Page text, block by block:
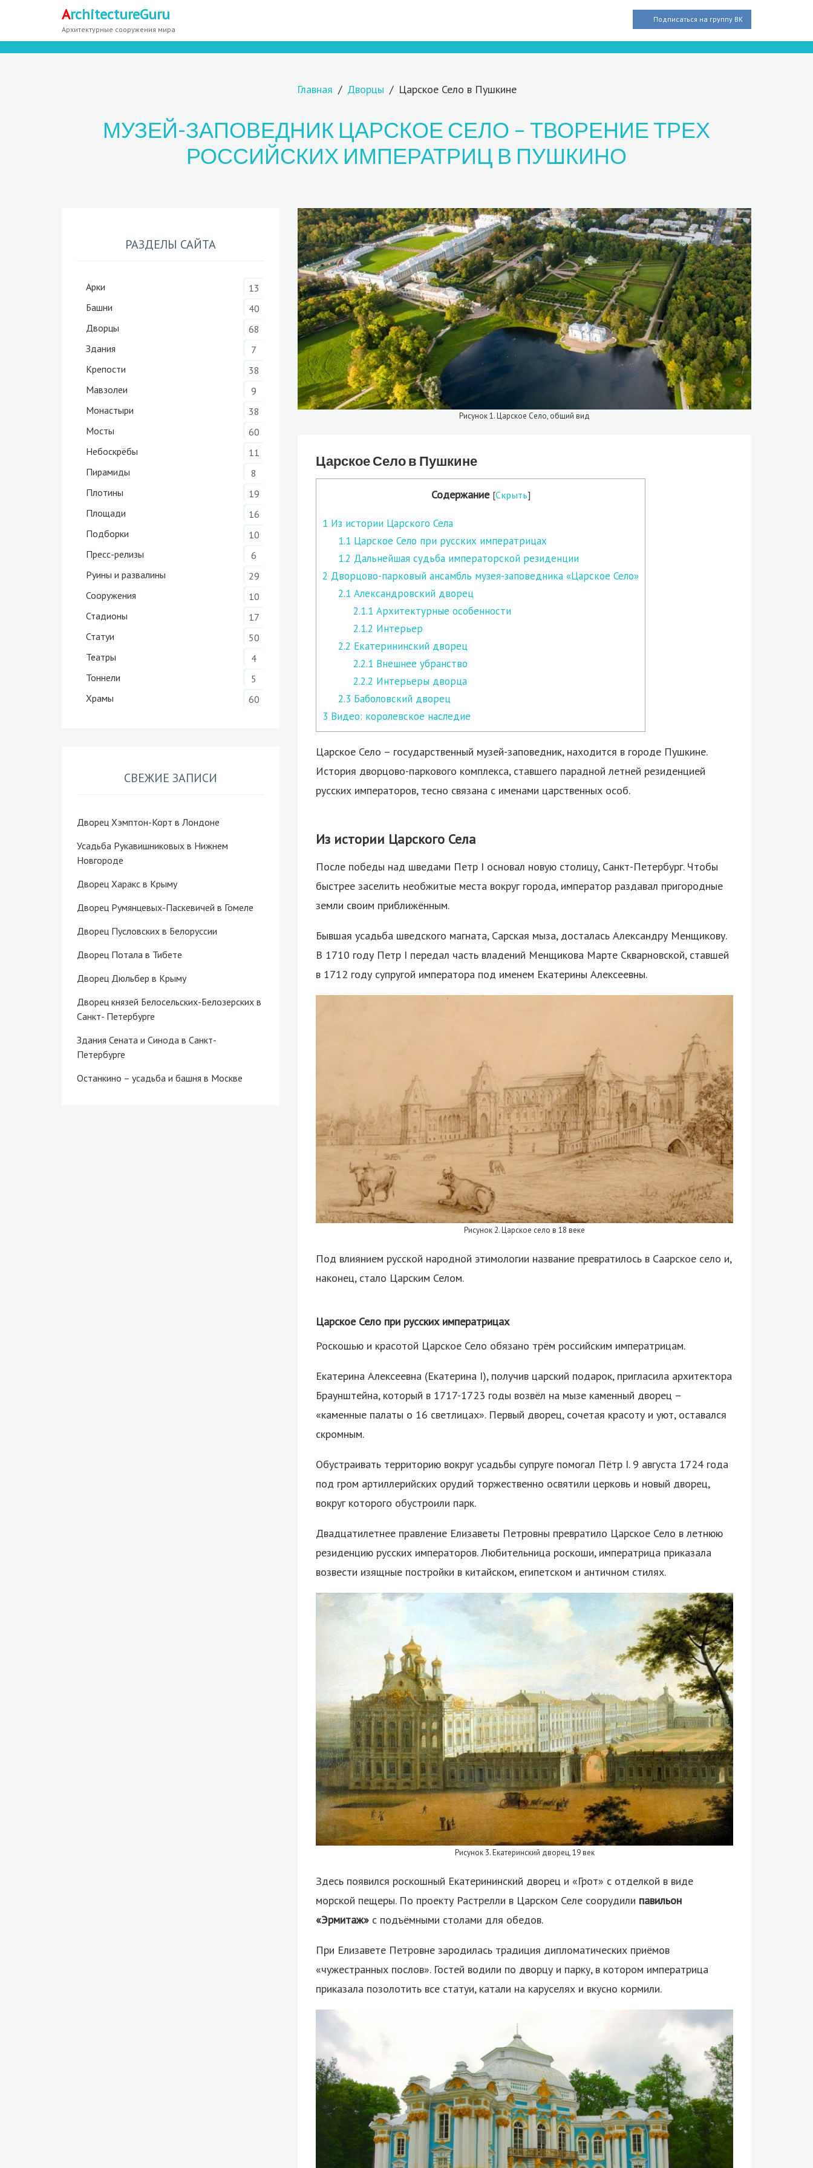
ArchitectureGuru
Архитектурные сооружения мира
Подписаться на группу ВК
Главная Дворцы Царское Село в Пушкине
МУЗЕЙ-ЗАПОВЕДНИК ЦАРСКОЕ СЕЛО – ТВОРЕНИЕ ТРЕХ
РОССИЙСКИХ ИМПЕРАТРИЦ В ПУШКИНО
Рисунок 1. Царское Село, общий вид
Царское Село в Пушкине
Содержание [Скрыть]
1 Из истории Царского Села
1.1 Царское Село при русских императрицах
1.2 Дальнейшая судьба императорской резиденции
2 Дворцово-парковый ансамбль музея-заповедника «Царское Село»
2.1 Александровский дворец
2.1.1 Архитектурные особенности
2.1.2 Интерьер
2.2 Екатерининский дворец
2.2.1 Внешнее убранство
2.2.2 Интерьеры дворца
2.3 Баболовский дворец
3 Видео: королевское наследие
Царское Село – государственный музей-заповедник, находится в городе Пушкине.
История дворцово-паркового комплекса, ставшего парадной летней резиденцией
русских императоров, тесно связана с именами царственных особ.
Из истории Царского Села
После победы над шведами Петр I основал новую столицу, Санкт-Петербург. Чтобы
быстрее заселить необжитые места вокруг города, император раздавал пригородные
земли своим приближённым.
Бывшая усадьба шведского магната, Сарская мыза, досталась Александру Менщикову.
В 1710 году Петр I передал часть владений Менщикова Марте Скварновской, ставшей
в 1712 году супругой императора под именем Екатерины Алексеевны.
Рисунок 2. Царское село в 18 веке
Под влиянием русской народной этимологии название превратилось в Саарское село и,
наконец, стало Царским Селом.
Царское Село при русских императрицах
Роскошью и красотой Царское Село обязано трём российским императрицам.
Екатерина Алексеевна (Екатерина I), получив царский подарок, пригласила архитектора
Браунштейна, который в 1717-1723 годы возвёл на мызе каменный дворец –
«каменные палаты о 16 светлицах». Первый дворец, сочетая красоту и уют, оставался
скромным.
Обустраивать территорию вокруг усадьбы супруге помогал Пётр I. 9 августа 1724 года
под гром артиллерийских орудий торжественно освятили церковь и новый дворец,
вокруг которого обустроили парк.
Двадцатилетнее правление Елизаветы Петровны превратило Царское Село в летнюю
резиденцию русских императоров. Любительница роскоши, императрица приказала
возвести изящные постройки в китайском, египетском и античном стилях.
Рисунок 3. Екатеринский дворец, 19 век
Здесь появился роскошный Екатерининский дворец и «Грот» с отделкой в виде
морской пещеры. По проекту Растрелли в Царском Селе соорудили павильон
«Эрмитаж» с подъёмными столами для обедов.
При Елизавете Петровне зародилась традиция дипломатических приёмов
«чужестранных послов». Гостей водили по дворцу и парку, в котором императрица
приказала позолотить все статуи, катали на каруселях и вкусно кормили.
РАЗДЕЛЫ САЙТА
Арки
13
Башни
40
Дворцы
68
Здания
7
Крепости
38
Мавзолеи
9
Монастыри
38
Мосты
60
Небоскрёбы
11
Пирамиды
8
Плотины
19
Площади
16
Подборки
10
Пресс-релизы
6
Руины и развалины
29
Сооружения
10
Стадионы
17
Статуи
50
Театры
4
Тоннели
5
Храмы
60
СВЕЖИЕ ЗАПИСИ
Дворец Хэмптон-Корт в Лондоне
Усадьба Рукавишниковых в Нижнем
Новгороде
Дворец Харакс в Крыму
Дворец Румянцевых-Паскевичей в Гомеле
Дворец Пусловских в Белоруссии
Дворец Потала в Тибете
Дворец Дюльбер в Крыму
Дворец князей Белосельских-Белозерских в
Санкт- Петербурге
Здания Сената и Синода в Санкт-
Петербурге
Останкино – усадьба и башня в Москве